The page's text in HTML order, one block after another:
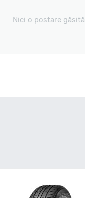
Nici o postare găsită